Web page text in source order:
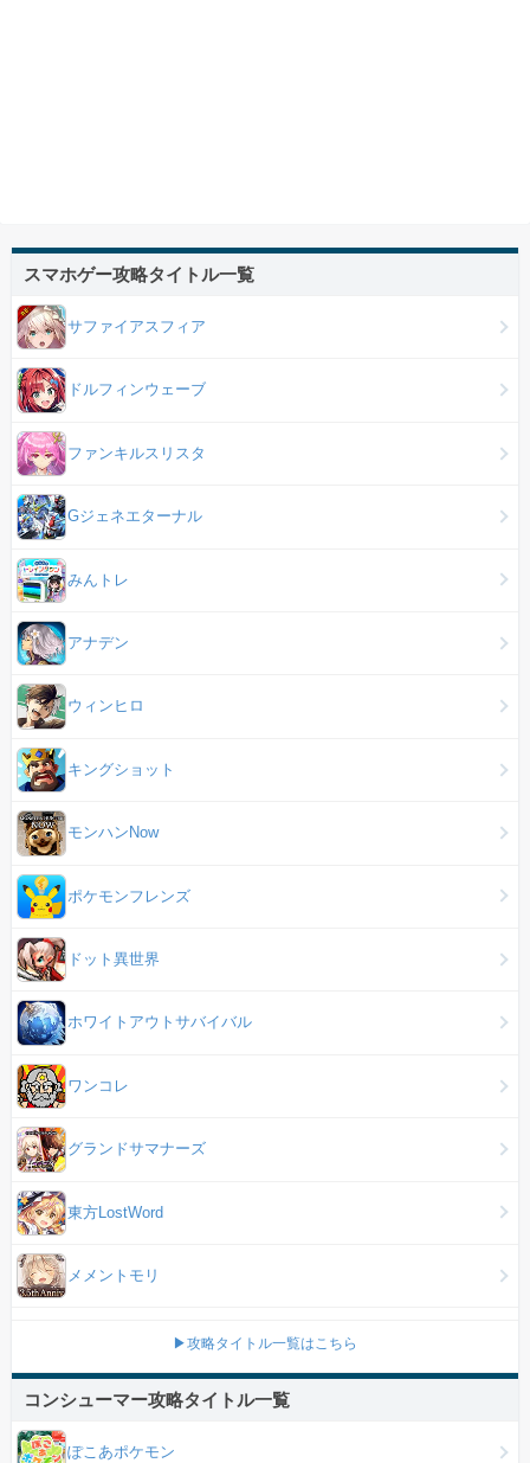
スマホゲー攻略タイトル一覧
サファイアスフィア
ドルフィンウェーブ
ファンキルスリスタ
Gジェネエターナル
みんトレ
アナデン
ウィンヒロ
キングショット
モンハンNow
ポケモンフレンズ
ドット異世界
ホワイトアウトサバイバル
ワンコレ
グランドサマナーズ
東方LostWord
メメントモリ
▶攻略タイトル一覧はこちら
コンシューマー攻略タイトル一覧
ぽこあポケモン